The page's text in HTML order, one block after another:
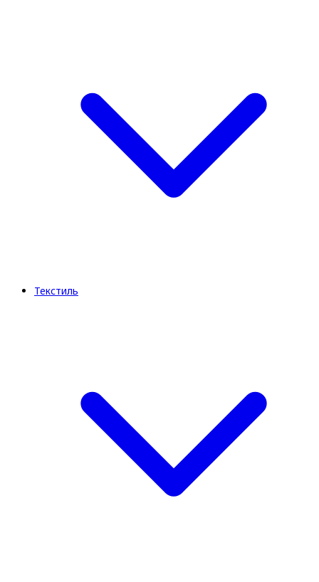
Текстиль